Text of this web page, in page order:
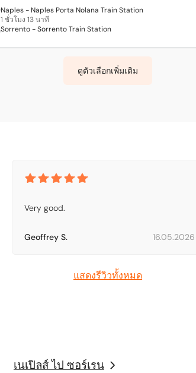
Naples - Naples Porta Nolana Train Station
1 ชั่วโมง 13 นาที
Sorrento - Sorrento Train Station
ดูตัวเลือกเพิ่มเติม
Very good.
Geoffrey S. 16.05.2026
แสดงรีวิวทั้งหมด
เนเปิลส์ ไป ซอร์เรน